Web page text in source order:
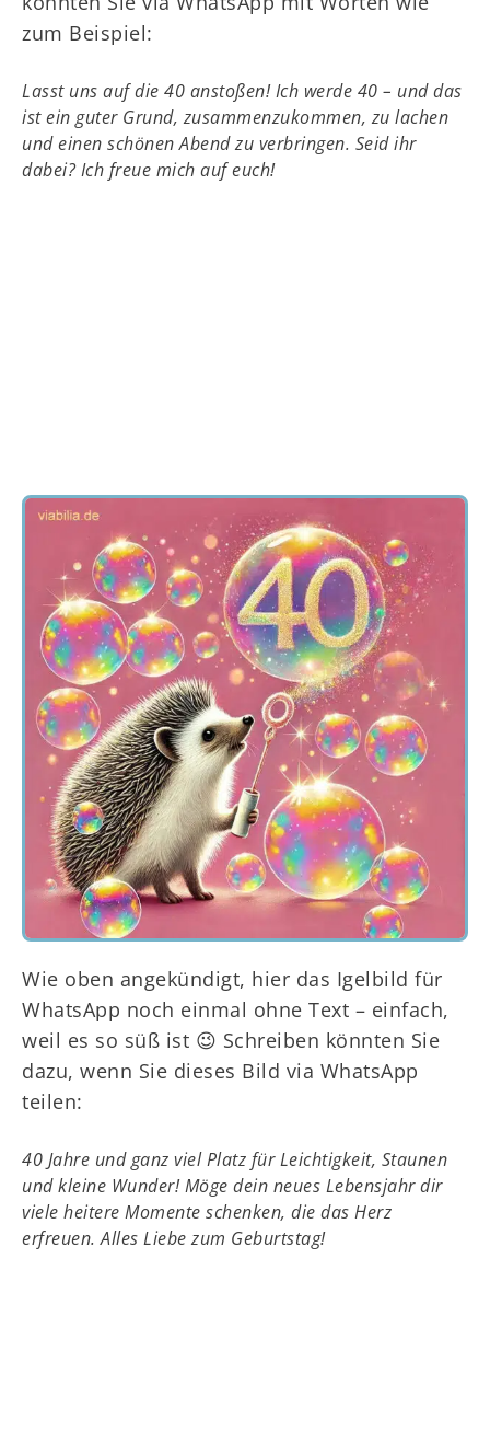
zum Beispiel:
Lasst uns auf die 40 anstoßen! Ich werde 40 – und das
ist ein guter Grund, zusammenzukommen, zu lachen
und einen schönen Abend zu verbringen. Seid ihr
dabei? Ich freue mich auf euch!
Wie oben angekündigt, hier das Igelbild für
WhatsApp noch einmal ohne Text – einfach,
weil es so süß ist 😉 Schreiben könnten Sie
dazu, wenn Sie dieses Bild via WhatsApp
teilen:
40 Jahre und ganz viel Platz für Leichtigkeit, Staunen
und kleine Wunder! Möge dein neues Lebensjahr dir
viele heitere Momente schenken, die das Herz
erfreuen. Alles Liebe zum Geburtstag!